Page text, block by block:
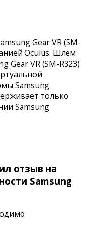
Gear VR (SM-
Oculus. Шлем
Gear VR (SM-R323)
Samsung.
только
Samsung
отзыв на
Samsung